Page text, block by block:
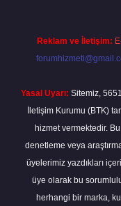
Reklam ve İletişim:
Yasal Uyarı: Sitemiz,
İletişim Kurumu (BTK)
hizmet vermektedir.
denetleme veya
üyelerimiz yazdıkları
üye olarak bu
herhangi bir marka,